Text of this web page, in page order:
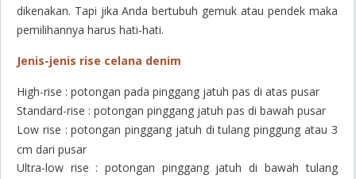
dikenakan. Tapi jika Anda bertubuh gemuk atau pendek maka
pemilihannya harus hati-hati.
Jenis-jenis rise celana denim
High-rise : potongan pada pinggang jatuh pas di atas pusar
Standard-rise : potongan pinggang jatuh pas di bawah pusar
Low rise : potongan pinggang jatuh di tulang pinggung atau 3
cm dari pusar
Ultra-low rise : potongan pinggang jatuh di bawah tulang